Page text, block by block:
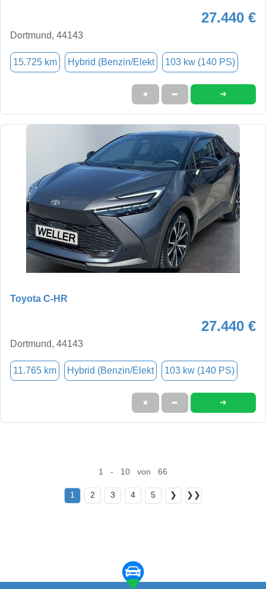
27.440 €
Dortmund, 44143
15.725 km Hybrid (Benzin/Elekt 103 kw (140 PS)
★ ➦ ➜
Toyota C-HR
27.440 €
Dortmund, 44143
11.765 km Hybrid (Benzin/Elekt 103 kw (140 PS)
★ ➦ ➜
1 - 10 von 66
1 2 3 4 5 ❯ ❯❯